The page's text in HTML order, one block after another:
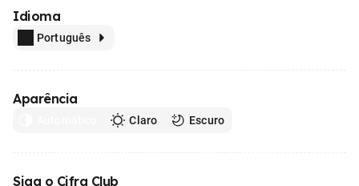
Idioma
Português
Aparência
Claro Escuro
Siga o Cifra Club